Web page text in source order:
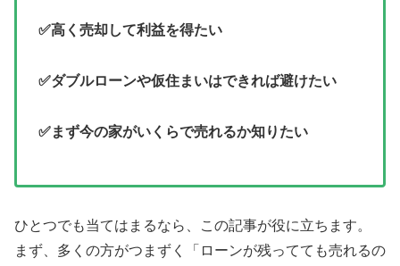
✅高く売却して利益を得たい
✅ダブルローンや仮住まいはできれば避けたい
✅まず今の家がいくらで売れるか知りたい
ひとつでも当てはまるなら、この記事が役に立ちます。
まず、多くの方がつまずく「ローンが残ってても売れるの